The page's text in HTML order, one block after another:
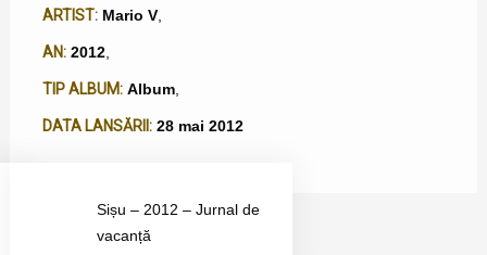
ARTIST: Mario V,
AN: 2012,
TIP ALBUM: Album,
DATA LANSĂRII: 28 mai 2012
Sișu – 2012 – Jurnal de
vacanță